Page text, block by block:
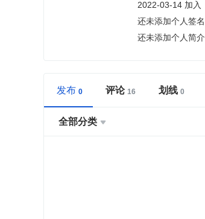
2022-03-14 加入
还未添加个人签名
还未添加个人简介
发布 评论 划线
全部分类 